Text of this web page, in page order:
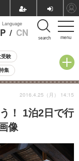
menu
Language
/ CN search
受験
集
学校受験
記事
）
！ 1泊2日で行
像
2016.4.25（月） 14:15